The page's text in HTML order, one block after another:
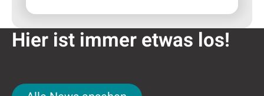
Hier ist immer etwas los!